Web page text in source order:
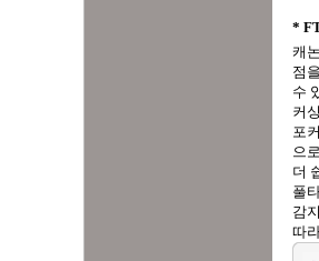
*
캐
점
수
커
포
으
더
풀
감
따